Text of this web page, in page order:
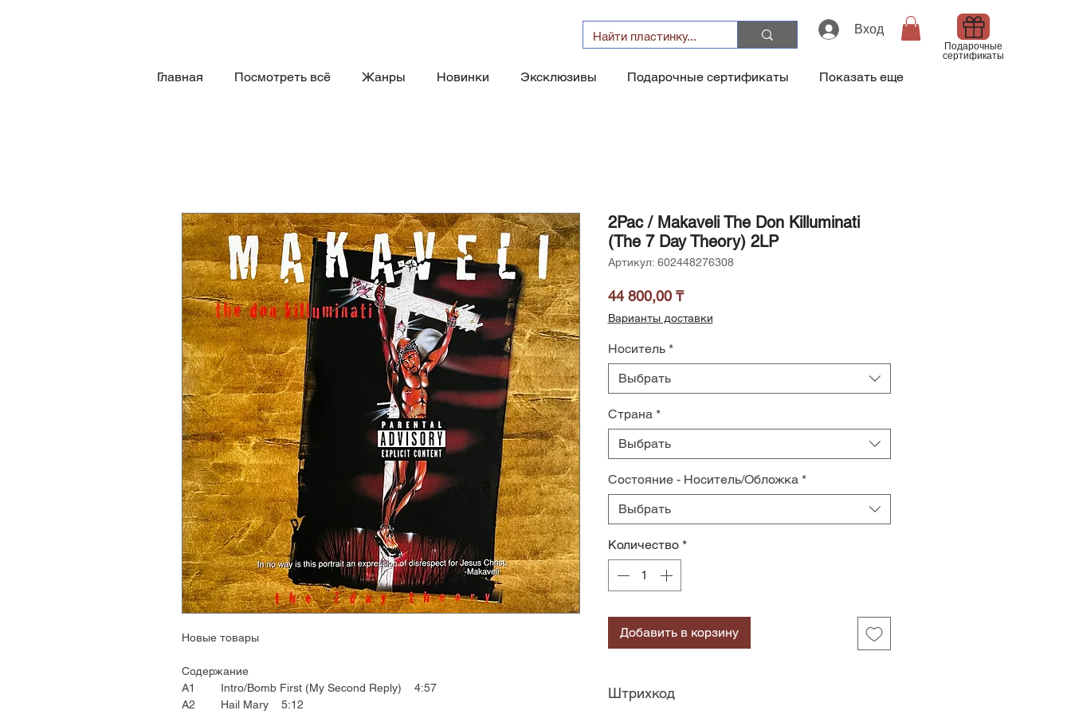
Вход
Подарочные
сертификаты
Главная Посмотреть всё Жанры Новинки Эксклюзивы Подарочные сертификаты Показать еще
Новые товары
Содержание
A1 Intro/Bomb First (My Second Reply) 4:57
A2 Hail Mary 5:12
2Pac / Makaveli The Don Killuminati
(The 7 Day Theory) 2LP
Артикул: 602448276308
44 800,00 ₸Цена
Варианты доставки
Носитель *
Выбрать
Страна *
Выбрать
Состояние - Носитель/Обложка *
Выбрать
Количество *
Добавить в корзину
Штрихкод